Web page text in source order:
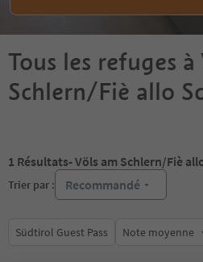
Tous les refuges
Schlern/Fiè allo
1 Résultats- Völs am Schlern/Fiè
Trier par : Recommandé
Südtirol Guest Pass Note moyenne